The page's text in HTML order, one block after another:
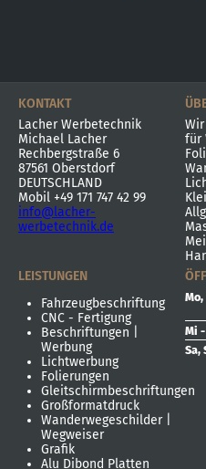
KONTAKT
Lacher Werbetechnik
Michael Lacher
Rechbergstraße 6
87561 Oberstdorf
DEUTSCHLAND
Mobil +49 171 747 42 99
info@lacher-
werbetechnik.de
für
LEISTUNGEN
Fahrzeugbeschriftung
CNC - Fertigung
Beschriftungen |
Werbung
Lichtwerbung
Folierungen
Gleitschirmbeschriftungen
Großformatdruck
Wanderwegeschilder |
Wegweiser
Grafik
Alu Dibond Platten
Mo,
Mi
Sa,